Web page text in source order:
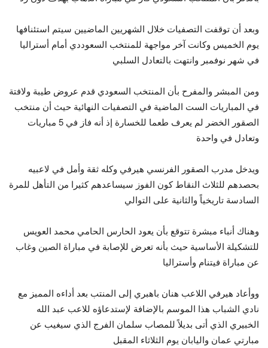
وبعد أن توقفت التصفيات خلال الشهريين الماضيين سيتم استئنافها
يوم الخميس وكانت آخر مواجهة للمنتخب السعوددي أمام أستراليا
في شهر نوفمبر وانتهت بالتعادل السلبي
ومن المبشر والمفرح بأن المنتخب السعودي قدم عروض طيبة ولافتة
في المباريات الست الماضية في التصفيات النهائية حيث أن منتخب
الصقور الخضر لم يعرف طعما للخسارة إذ أنه فاز في 5 مباريات
وتعادل في واحدة
ويدخل مدرب الصقور الفرنسي هيرفي وكله ثقة وأمل في لاعبيه
بحصدهم للثلاث النقاط كون الفوز سيساعدهم كثيرا من التأهل للمرة
السادسة تاريخياً والثانية على التوالي
وهناك أنباء مبشرة تتوقع بأن يعود الحارس الحامي محمد العويس
للتشكيلة الأساسية حيث بأنه تعرض للإصابة في مباراة الصين وغاب
عن مباراة فيتنام وأستراليا
ووأعاد هيرفي اللاعب هنان باهبري إلى المنتب بعد أداءه المميز مع
نادي الشباب هذا الموسم بالإضافة لإستدعاؤه للاعب عبد الله
الخبيري الذي أتى بديلاً للمصاب سلمان الفرج الذي سيغيب عن
مبارتي عمان واليابان يوم الثلاثاء المقبل